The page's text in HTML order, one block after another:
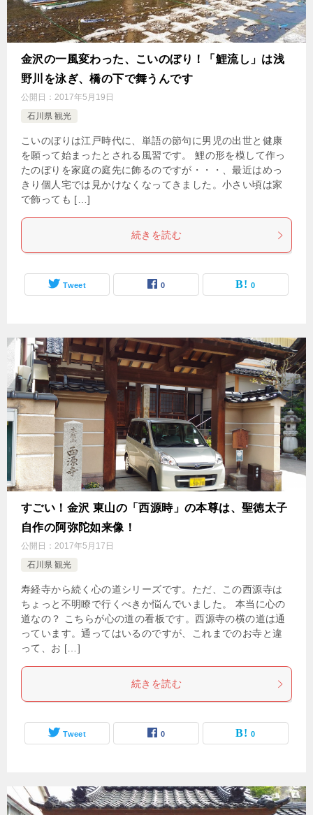
金沢の一風変わった、こいのぼり！「鯉流し」は浅
野川を泳ぎ、橋の下で舞うんです
公開日： 2017年5月19日
石川県 観光
こいのぼりは江戸時代に、単語の節句に男児の出世と健康
を願って始まったとされる風習です。 鯉の形を模して作っ
たのぼりを家庭の庭先に飾るのですが・・・、最近はめっ
きり個人宅では見かけなくなってきました。小さい頃は家
で飾っても […]
続きを読む
Tweet 0 0
すごい！金沢 東山の「西源時」の本尊は、聖徳太子
自作の阿弥陀如来像！
公開日： 2017年5月17日
石川県 観光
寿経寺から続く心の道シリーズです。ただ、この西源寺は
ちょっと不明瞭で行くべきか悩んでいました。 本当に心の
道なの？ こちらが心の道の看板です。西源寺の横の道は通
っています。通ってはいるのですが、これまでのお寺と違
って、お […]
続きを読む
Tweet 0 0